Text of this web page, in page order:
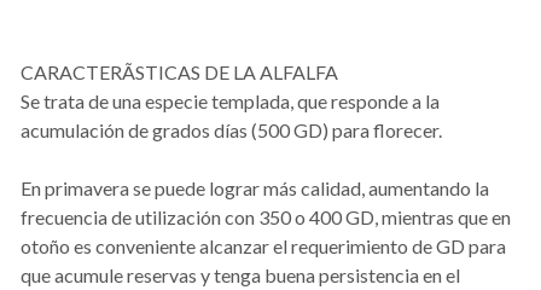
CARACTERÃSTICAS DE LA ALFALFA
Se trata de una especie templada, que responde a la
acumulación de grados días (500 GD) para florecer.
En primavera se puede lograr más calidad, aumentando la
frecuencia de utilización con 350 o 400 GD, mientras que en
otoño es conveniente alcanzar el requerimiento de GD para
que acumule reservas y tenga buena persistencia en el